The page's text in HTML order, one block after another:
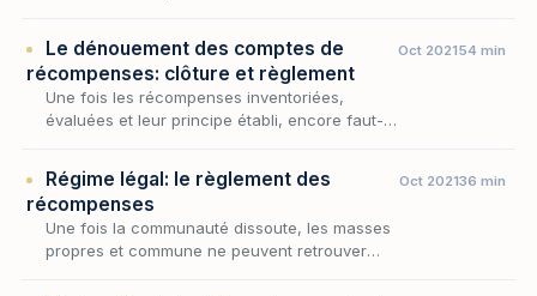
Le dénouement des comptes de
récompenses: clôture et règlement
Une fois les récompenses inventoriées,
évaluées et leur principe établi, encore faut-il
sommes ré…
Oct 202154 min
Régime légal: le règlement des
récompenses
Une fois la communauté dissoute, les masses
propres et commune ne peuvent retrouver
Oct 202136 min